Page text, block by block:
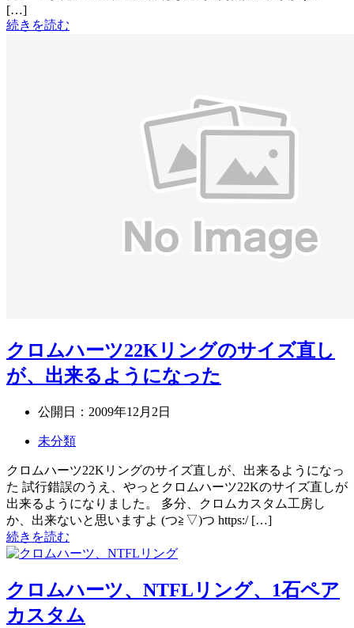
[…]
続きを読む
クロムハーツ22Kリングのサイズ直し
が、出来るようになった
公開日： 2009年12月2日
未分類
クロムハーツ22Kリングのサイズ直しが、出来るようになっ
た 試行錯誤のうえ、やっとクロムハーツ22Kのサイズ直しが
出来るようになりました。 多分、クロムカスタム工房し
か、出来ないと思いますよ (つ≧▽)つ https:/ […]
続きを読む
クロムハーツ、NTFLリング、1石ペア
カスタム